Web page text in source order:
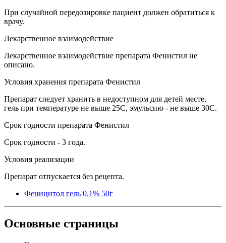
При случайной передозировке пациент должен обратиться к
врачу.
Лекарственное взаимодействие
Лекарственное взаимодействие препарата Фенистил не
описано.
Условия хранения препарата Фенистил
Препарат следует хранить в недоступном для детей месте,
гель при температуре не выше 25C, эмульсию - не выше 30С.
Срок годности препарата Фенистил
Срок годности - 3 года.
Условия реализации
Препарат отпускается без рецепта.
Феницитол гель 0.1% 50г
Основные страницы